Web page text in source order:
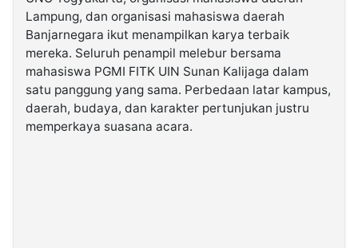
Lampung, dan organisasi mahasiswa daerah
Banjarnegara ikut menampilkan karya terbaik
mereka. Seluruh penampil melebur bersama
mahasiswa PGMI FITK UIN Sunan Kalijaga dalam
satu panggung yang sama. Perbedaan latar kampus,
daerah, budaya, dan karakter pertunjukan justru
memperkaya suasana acara.